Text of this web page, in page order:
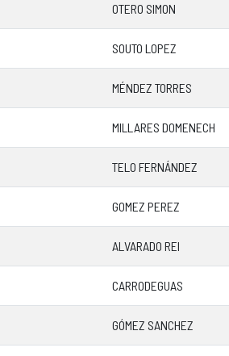
OTERO SIMON
SOUTO LOPEZ
MÉNDEZ TORRES
MILLARES DOMENECH
TELO FERNÁNDEZ
GOMEZ PEREZ
ALVARADO REI
CARRODEGUAS
GÓMEZ SANCHEZ